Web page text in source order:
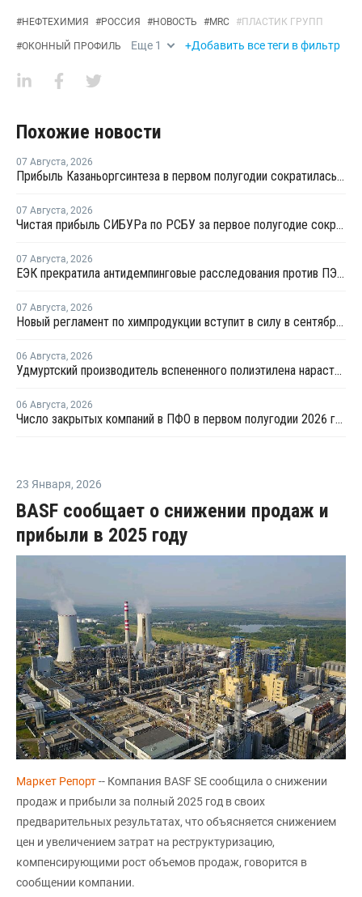
#НЕФТЕХИМИЯ #РОССИЯ #НОВОСТЬ #MRC #ПЛАСТИК ГРУПП
#ОКОННЫЙ ПРОФИЛЬ Еще 1 +Добавить все теги в фильтр
Похожие новости
07 Августа, 2026
Прибыль Казаньоргсинтеза в первом полугодии сократилась более чем в 2 раза
07 Августа, 2026
Чистая прибыль СИБУРа по РСБУ за первое полугодие сократилась в 3,6 раза
07 Августа, 2026
ЕЭК прекратила антидемпинговые расследования против ПЭ и ПП из Азербайджана и Туркменистана
07 Августа, 2026
Новый регламент по химпродукции вступит в силу в сентябре 2027 года
06 Августа, 2026
Удмуртский производитель вспененного полиэтилена нарастит выпуск на 15%
06 Августа, 2026
Число закрытых компаний в ПФО в первом полугодии 2026 года вдвое превысило число новых
23 Января, 2026
BASF сообщает о снижении продаж и
прибыли в 2025 году
Маркет Репорт-- Компания BASF SE сообщила о снижении
продаж и прибыли за полный 2025 год в своих
предварительных результатах, что объясняется снижением
цен и увеличением затрат на реструктуризацию,
компенсирующими рост объемов продаж, говорится в
сообщении компании.